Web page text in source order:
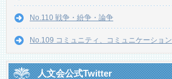
No.110 戦争・紛争・論争
No.109 コミュニティ、コミュニケーション
人文会公式Twitter